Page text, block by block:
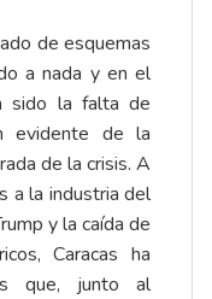
de esquemas
a nada y en el
sido la falta de
evidente de la
de la crisis. A
a la industria del
y la caída de
Caracas ha
que, junto al